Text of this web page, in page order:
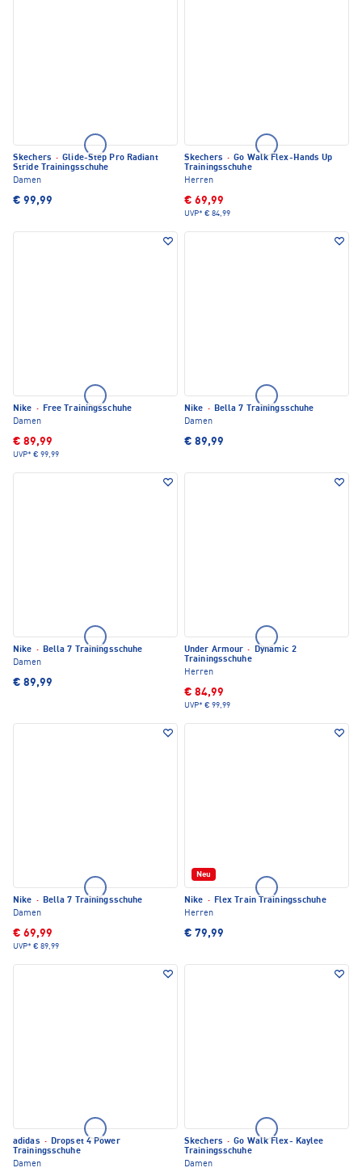
Skechers · Glide-Step Pro Radiant
Stride Trainingsschuhe
Damen
€ 99,99
Skechers · Go Walk Flex-Hands Up
Trainingsschuhe
Herren
€ 69,99
UVP* € 84,99
Nike · Free Trainingsschuhe
Damen
€ 89,99
UVP* € 99,99
Nike · Bella 7 Trainingsschuhe
Damen
€ 89,99
Nike · Bella 7 Trainingsschuhe
Damen
€ 89,99
Under Armour ·
Dynamic 2
Trainingsschuhe
Herren
€ 84,99
UVP* € 99,99
Nike · Bella 7 Trainingsschuhe
Damen
€ 69,99
UVP* € 89,99
Neu
Nike · Flex Train Trainingsschuhe
Herren
€ 79,99
adidas · Dropset 4 Power
Trainingsschuhe
Damen
Skechers · Go Walk Flex- Kaylee
Trainingsschuhe
Damen